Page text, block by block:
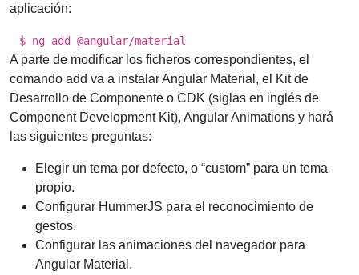
aplicación:
$ ng add @angular/material
A parte de modificar los ficheros correspondientes, el
comando add va a instalar Angular Material, el Kit de
Desarrollo de Componente o CDK (siglas en inglés de
Component Development Kit), Angular Animations y hará
las siguientes preguntas:
Elegir un tema por defecto, o “custom” para un tema
propio.
Configurar HummerJS para el reconocimiento de
gestos.
Configurar las animaciones del navegador para
Angular Material.